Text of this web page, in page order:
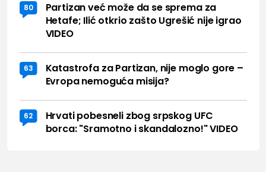
80
Partizan već može da se sprema za
Hetafe; Ilić otkrio zašto Ugrešić nije igrao
VIDEO
63
Katastrofa za Partizan, nije moglo gore –
Evropa nemoguća misija?
62
Hrvati pobesneli zbog srpskog UFC
borca: "Sramotno i skandalozno!" VIDEO